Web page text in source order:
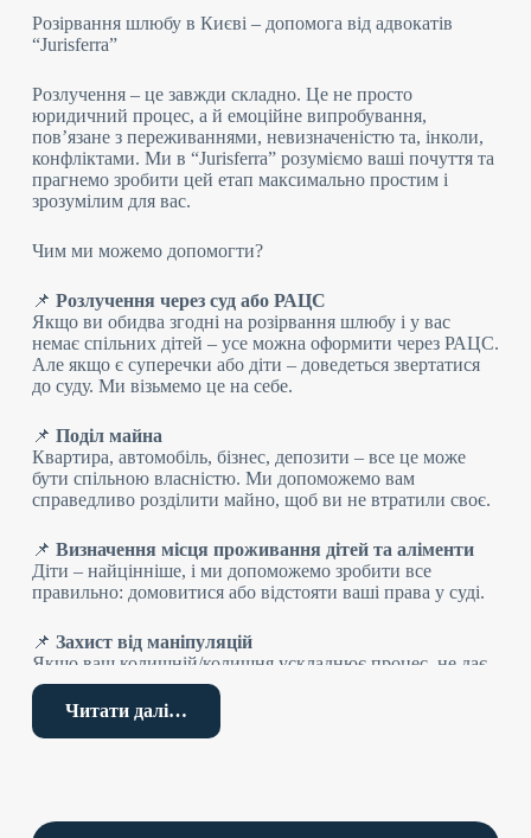
Розірвання шлюбу в Києві – допомога від адвокатів
“Jurisferra”
Розлучення – це завжди складно. Це не просто
юридичний процес, а й емоційне випробування,
пов’язане з переживаннями, невизначеністю та, інколи,
конфліктами. Ми в “Jurisferra” розуміємо ваші почуття та
прагнемо зробити цей етап максимально простим і
зрозумілим для вас.
Чим ми можемо допомогти?
📌 Розлучення через суд або РАЦС
Якщо ви обидва згодні на розірвання шлюбу і у вас
немає спільних дітей – усе можна оформити через РАЦС.
Але якщо є суперечки або діти – доведеться звертатися
до суду. Ми візьмемо це на себе.
📌 Поділ майна
Квартира, автомобіль, бізнес, депозити – все це може
бути спільною власністю. Ми допоможемо вам
справедливо розділити майно, щоб ви не втратили своє.
📌 Визначення місця проживання дітей та аліменти
Діти – найцінніше, і ми допоможемо зробити все
правильно: домовитися або відстояти ваші права у суді.
📌 Захист від маніпуляцій
Якщо ваш колишній/колишня ускладнює процес, не дає
бачитися з дітьми або намагається позбавити вас майна –
ми станемо вашим надійним юридичним щитом.
особистої участі, поки ви зосереджуватиметеся на
Читати далі…